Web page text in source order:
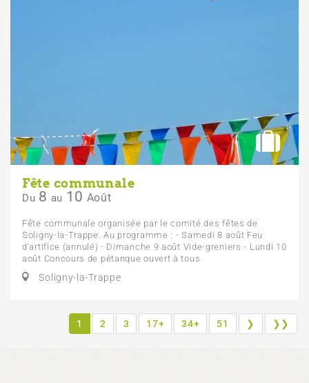
Fête communale
Du 8 au 10 Août
Fête communale organisée par le comité des fêtes de
Soligny-la-Trappe. Au programme : - Samedi 8 août Feu
d'artifice (annulé) - Dimanche 9 août Vide-greniers - Lundi 10
août Concours de pétanque ouvert à tous
Soligny-la-Trappe
1 2 3 17+ 34+ 51 ❯ ❯❯